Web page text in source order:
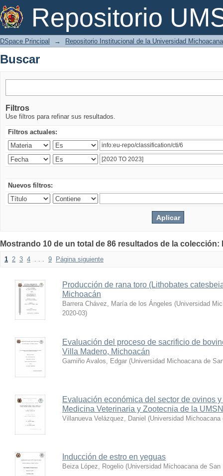
Repositorio
Buscar
DSpace Principal → Repositorio Institucional de la Universidad
Buscar
Filtros
Use filtros para refinar sus resultados.
Filtros actuales:
Nuevos filtros:
Mostrando 10 de un total de 86 resultados de la
1 2 3 4 . . . 9 Página siguiente
Producción de rana toro (Lithobates
Michoacán
Barrera Chávez, María de los Ángeles (Universidad
2020-03)
Evaluación del proceso de sacrificio de
Villa Madero, Michoacán
Gamiño Avalos, Edgar (Universidad Michoacana de
Evaluación económica del sector de ovinos
Medicina Veterinaria y Zootecnia de la
Villanueva Velázquez, Daniel (Universidad
Inducción de estro en yeguas
Beiza López, Rogelio (Universidad Michoacana de